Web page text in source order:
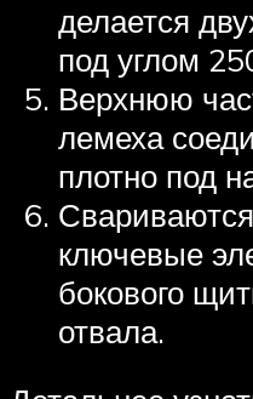
делается
под углом
Верхнюю
лемеха
плотно под
ключевые
бокового
отвала.